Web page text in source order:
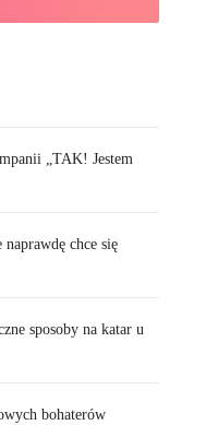
„TAK! Jestem
chce się
sposoby na katar u
bohaterów